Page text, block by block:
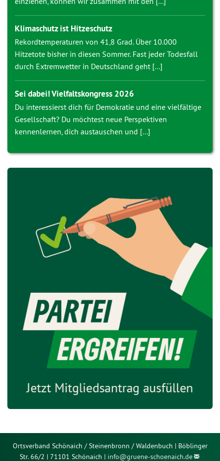
Klimaschutz ist Hitzeschutz
Rekordtemperaturen von 41,8 Grad. Über 10.000
Hitzetote bisher in diesen Sommer. Fast jeder Todesfall
durch Extremwetter in Deutschland geht [...]
Sei dabei! Vielfaltskongress 2026
Du interessierst dich für Demokratie und eine vielfältige
Gesellschaft? Du möchtest neue Perspektiven
kennenlernen, dich austauschen und [...]
Ortsverband Schönaich / Steinenbronn / Waldenbuch | Böblinger
Str. 66/2 | 71101 Schönaich | info@gruene-schoenaich.de